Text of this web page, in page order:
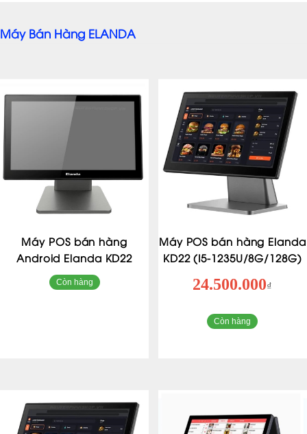
Máy Bán Hàng ELANDA
Máy POS bán hàng
Android Elanda KD22
Còn hàng
Máy POS bán hàng Elanda
KD22 (I5-1235U/8G/128G)
24.500.000₫
Còn hàng